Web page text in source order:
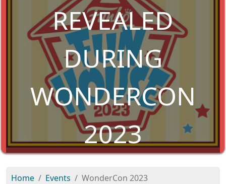
REVEALED
DURING
WONDERCON
2023
Home Events WonderCon 2023